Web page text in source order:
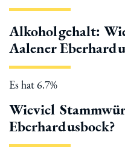
Alkoholgehalt:
Aalener
Es hat 6.7%
Wieviel
Eberhardusbock?